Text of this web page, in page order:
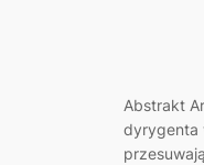
Abstrakt
dyrygenta